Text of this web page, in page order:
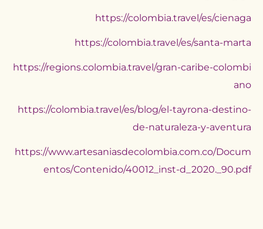
https://colombia.travel/es/cienaga
https://colombia.travel/es/santa-marta
https://regions.colombia.travel/gran-caribe-colombi
ano
https://colombia.travel/es/blog/el-tayrona-destino-
de-naturaleza-y-aventura
https://www.artesaniasdecolombia.com.co/Docum
entos/Contenido/40012_inst-d_2020._90.pdf